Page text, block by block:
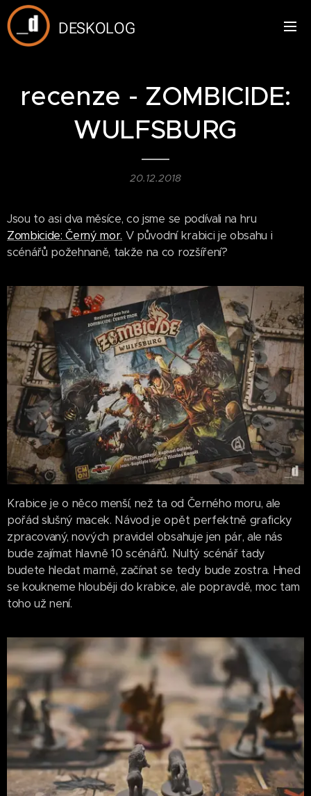
DESKOLOG
recenze - ZOMBICIDE:
WULFSBURG
20.12.2018
Jsou to asi dva měsíce, co jsme se podívali na hru
Zombicide: Černý mor. V původní krabici je obsahu i
scénářů požehnaně, takže na co rozšíření?
Krabice je o něco menší, než ta od Černého moru, ale
pořád slušný macek. Návod je opět perfektně graficky
zpracovaný, nových pravidel obsahuje jen pár, ale nás
bude zajímat hlavně 10 scénářů. Nultý scénář tady
budete hledat marně, začínat se tedy bude zostra. Hned
se koukneme hlouběji do krabice, ale popravdě, moc tam
toho už není.